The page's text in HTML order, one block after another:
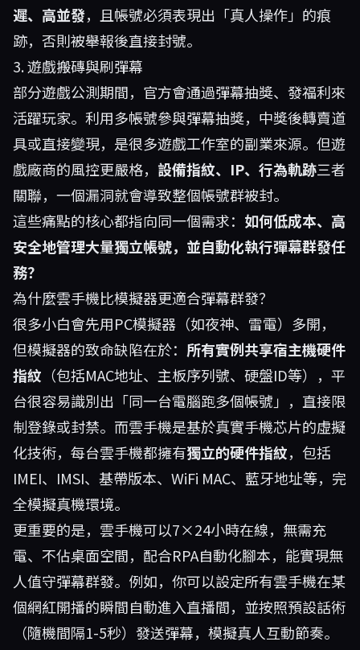
遲、高並發，且帳號必須表現出「真人操作」的痕
跡，否則被舉報後直接封號。
3. 遊戲搬磚與刷彈幕
部分遊戲公測期間，官方會通過彈幕抽獎、發福利來
活躍玩家。利用多帳號參與彈幕抽獎，中獎後轉賣道
具或直接變現，是很多遊戲工作室的副業來源。但遊
戲廠商的風控更嚴格， 設備指紋、IP、行為軌跡三者
關聯，一個漏洞就會導致整個帳號群被封。
這些痛點的核心都指向同一個需求： 如何低成本、高
安全地管理大量獨立帳號，並自動化執行彈幕群發任
務？
為什麼雲手機比模擬器更適合彈幕群發？
很多小白會先用PC模擬器（如夜神、雷電）多開，
但模擬器的致命缺陷在於： 所有實例共享宿主機硬件
指紋 （包括MAC地址、主板序列號、硬盤ID等），平
台很容易識別出「同一台電腦跑多個帳號」，直接限
制登錄或封禁。而雲手機是基於真實手機芯片的虛擬
化技術，每台雲手機都擁有獨立的硬件指紋，包括
IMEI、IMSI、基帶版本、WiFi MAC、藍牙地址等，完
全模擬真機環境。
更重要的是，雲手機可以7×24小時在線，無需充
電、不佔桌面空間，配合RPA自動化腳本，能實現無
人值守彈幕群發。例如，你可以設定所有雲手機在某
個網紅開播的瞬間自動進入直播間，並按照預設話術
（隨機間隔1-5秒）發送彈幕，模擬真人互動節奏。